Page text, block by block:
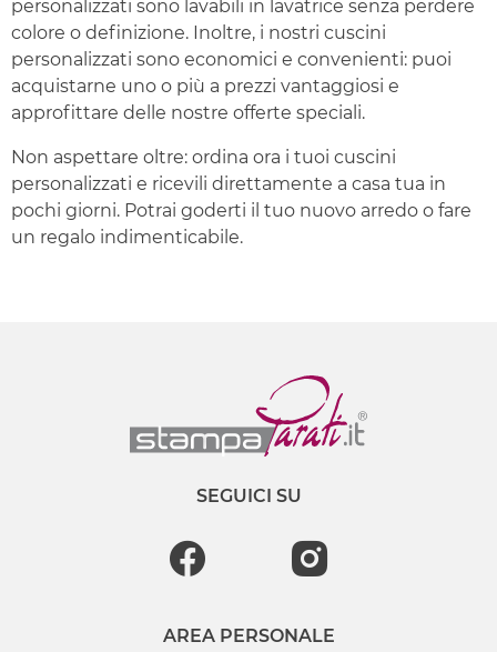
personalizzati sono lavabili in lavatrice senza perdere
colore o definizione. Inoltre, i nostri cuscini
personalizzati sono economici e convenienti: puoi
acquistarne uno o più a prezzi vantaggiosi e
approfittare delle nostre offerte speciali.
Non aspettare oltre: ordina ora i tuoi cuscini
personalizzati e ricevili direttamente a casa tua in
pochi giorni. Potrai goderti il tuo nuovo arredo o fare
un regalo indimenticabile.
SEGUICI SU
AREA PERSONALE